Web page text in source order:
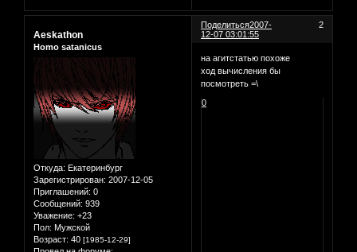
Поделиться 2
2007-
12-07 03:01:55
Aeskathon
Homo satanicus
Откуда: Екатеринбург
Зарегистрирован: 2007-12-05
Приглашений: 0
Сообщений: 939
Уважение: +23
Пол: Мужской
Возраст: 40 [1985-12-29]
на агитстатью похоже
ход вычисления бы
посмотреть =\
0